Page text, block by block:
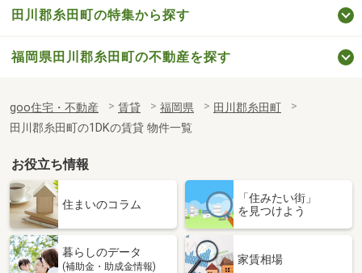
田川郡糸田町の特集から探す
福岡県田川郡糸田町の不動産を探す
goo住宅・不動産 賃貸 福岡県
田川郡糸田町
田川郡糸田町の1DKの賃貸 物件一覧
お役立ち情報
住まいのコラム
「住みたい街」
を見つけよう
暮らしのデータ
(補助金・助成金情報)
家賃相場